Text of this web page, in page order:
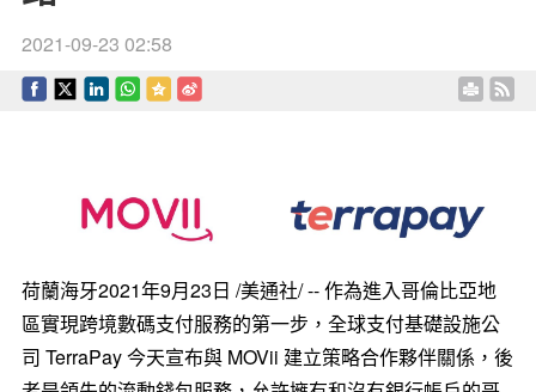
2021-09-23 02:58
荷蘭海牙2021年9月23日 /美通社/ -- 作為進入哥倫比亞地
區實現跨境數碼支付服務的第一步，全球支付基礎設施公
司 TerraPay 今天宣布與 MOVii 建立策略合作夥伴關係，後